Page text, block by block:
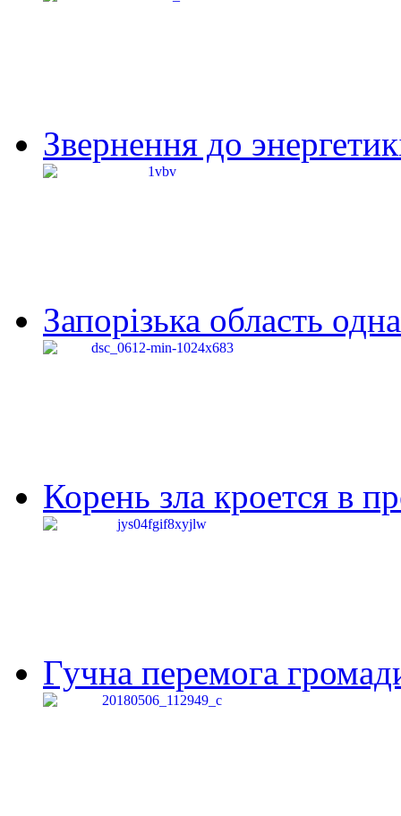
Звернення до
Запорізька область
Корень зла кроется в
Гучна перемога